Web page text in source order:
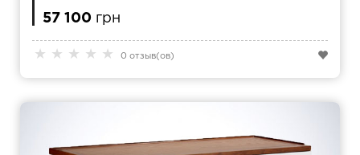
★ ★ ★ ★ ★ 0 отзыв(ов)
57 100 грн